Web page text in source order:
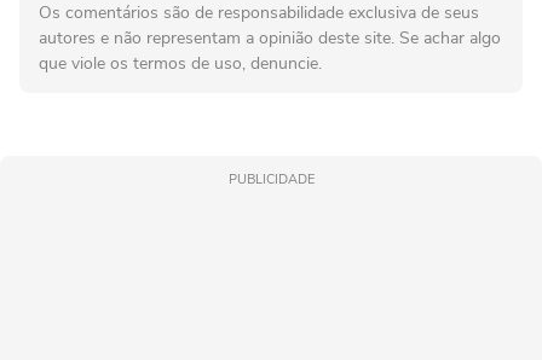
Os comentários são de responsabilidade exclusiva de seus
autores e não representam a opinião deste site. Se achar algo
que viole os termos de uso, denuncie.
PUBLICIDADE